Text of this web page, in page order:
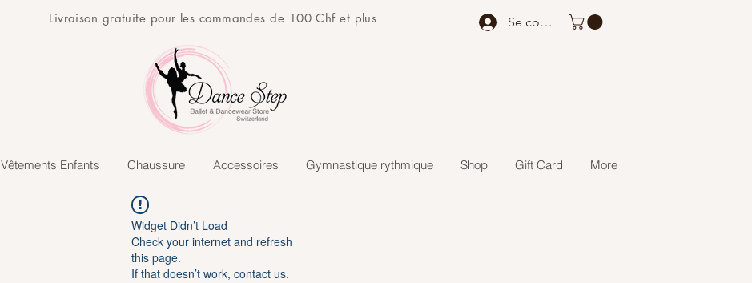
Se connecter
Livraison gratuite pour les commandes de 100 Chf et plus
Vêtements Enfants Chaussure Accessoires Gymnastique rythmique Shop Gift Card More
Widget Didn’t Load
Check your internet and refresh
this page.
If that doesn’t work, contact us.